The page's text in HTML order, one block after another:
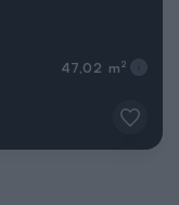
47,02 m 2